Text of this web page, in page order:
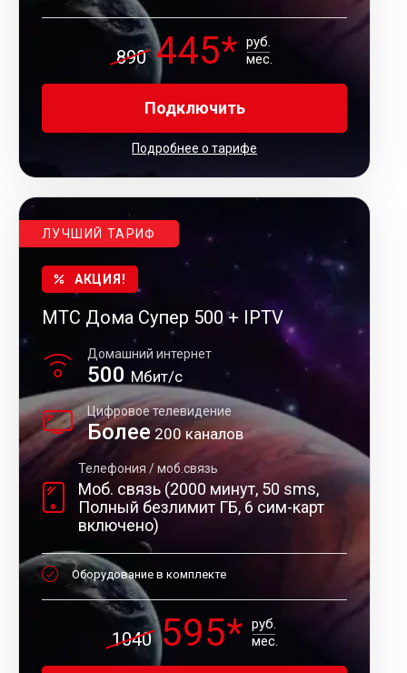
890 445* руб.
мес.
Подключить
Подробнее о тарифе
ЛУЧШИЙ ТАРИФ
МТС Дома Супер 500 + IPTV
АКЦИЯ!
500 Мбит/с
Домашний интернет
Более 200 каналов
Цифровое телевидение
Моб. связь (2000 минут, 50 sms,
Полный безлимит ГБ, 6 сим-карт
включено)
Телефония / моб.связь
Оборудование в комплекте
1040 595* руб.
мес.